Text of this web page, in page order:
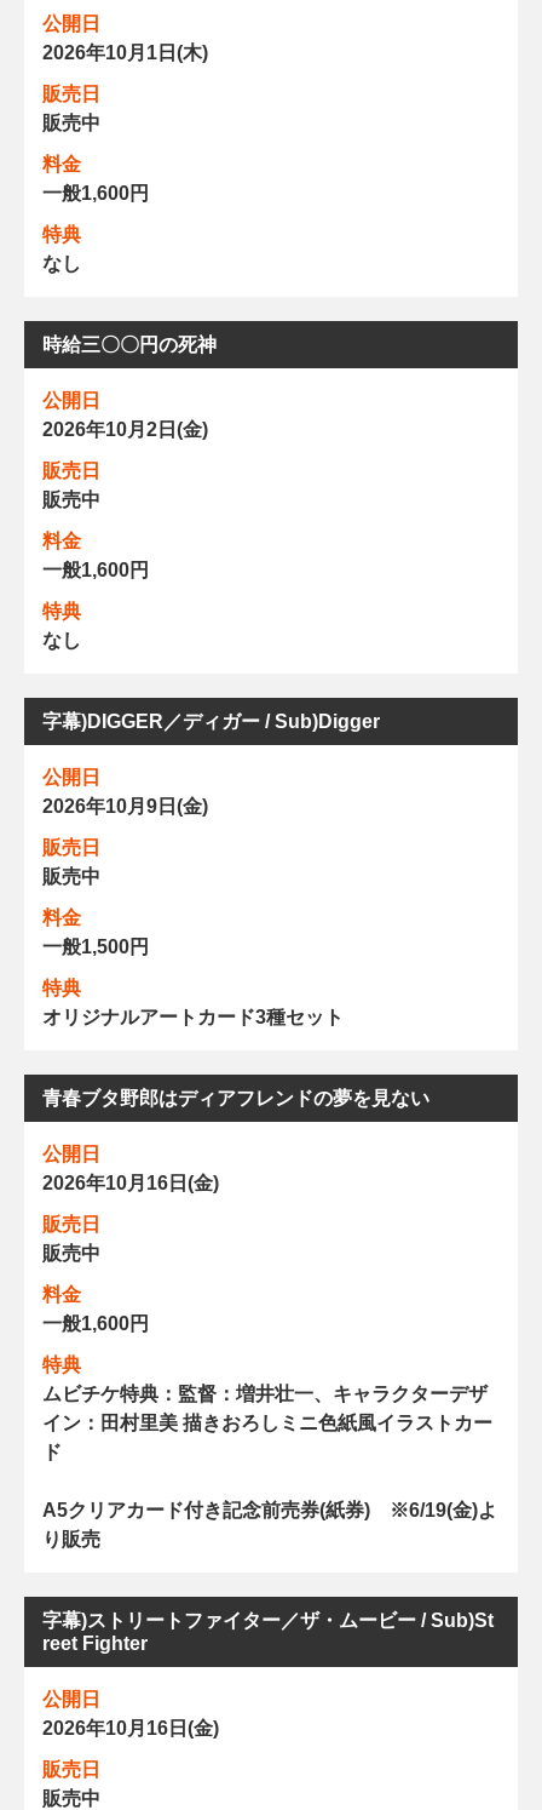
公開日
2026年10月1日(木)
販売日
販売中
料金
一般1,600円
特典
なし
時給三〇〇円の死神
公開日
2026年10月2日(金)
販売日
販売中
料金
一般1,600円
特典
なし
字幕)DIGGER／ディガー / Sub)Digger
公開日
2026年10月9日(金)
販売日
販売中
料金
一般1,500円
特典
オリジナルアートカード3種セット
青春ブタ野郎はディアフレンドの夢を見ない
公開日
2026年10月16日(金)
販売日
販売中
料金
一般1,600円
特典
ムビチケ特典：監督：増井壮一、キャラクターデザ
イン：田村里美 描きおろしミニ色紙風イラストカー
ド
A5クリアカード付き記念前売券(紙券) ※6/19(金)よ
り販売
字幕)ストリートファイター／ザ・ムービー / Sub)St
reet Fighter
公開日
2026年10月16日(金)
販売日
販売中